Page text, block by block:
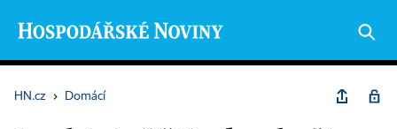
HN.cz › Domácí